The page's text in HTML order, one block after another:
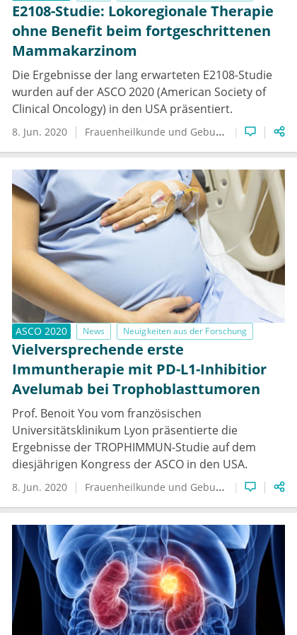
E2108-Studie: Lokoregionale Therapie
ohne Benefit beim fortgeschrittenen
Mammakarzinom
Die Ergebnisse der lang erwarteten E2108-Studie
wurden auf der ASCO 2020 (American Society of
Clinical Oncology) in den USA präsentiert.
8. Jun. 2020 Frauenheilkunde und Geburtshilfe
ASCO 2020 News Neuigkeiten aus der Forschung
Vielversprechende erste
Immuntherapie mit PD-L1-Inhibitior
Avelumab bei Trophoblasttumoren
Prof. Benoit You vom französischen
Universitätsklinikum Lyon präsentierte die
Ergebnisse der TROPHIMMUN-Studie auf dem
diesjährigen Kongress der ASCO in den USA.
8. Jun. 2020 Frauenheilkunde und Geburtshilfe